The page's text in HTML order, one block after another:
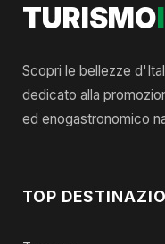
TURISMO
Scopri le bellezze
dedicato alla
ed enogastronomico
TOP